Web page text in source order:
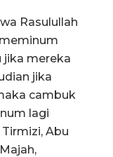
Rasulullah
jika mereka
jika
cambuk
lagi
Abu